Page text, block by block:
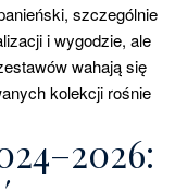
szczególnie
i wygodzie, ale
wahają się
kolekcji rośnie